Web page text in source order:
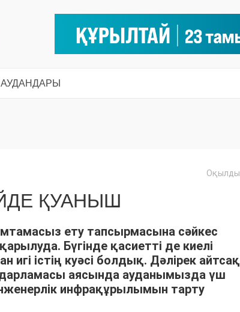
АУДАНДАРЫ
ҚУАНЫШ
ету тапсырмасына сәйкес
Бүгінде қасиетті де киелі
игі істің куәсі болдық. Дәлірек
аясында ауданымызда үш
инфрақұрылымын тарту